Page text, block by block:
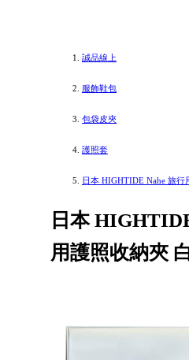
誠品線上
服飾鞋包
包袋皮夾
護照套
日本 HIGHTIDE Nahe 旅行
日本
用護照收納夾